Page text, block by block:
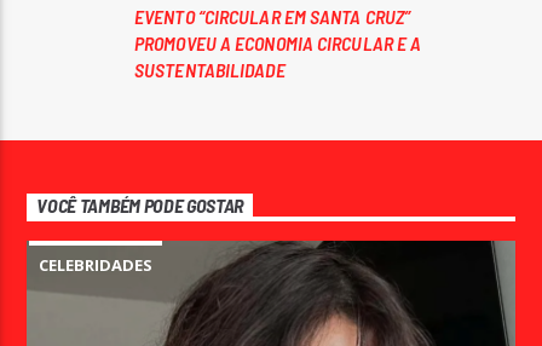
EVENTO “CIRCULAR EM SANTA CRUZ”
PROMOVEU A ECONOMIA CIRCULAR E A
SUSTENTABILIDADE
VOCÊ TAMBÉM PODE GOSTAR
CELEBRIDADES